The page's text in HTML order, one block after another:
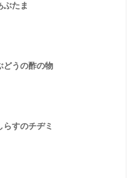
ぶたま
どうの酢の物
らすのチヂミ